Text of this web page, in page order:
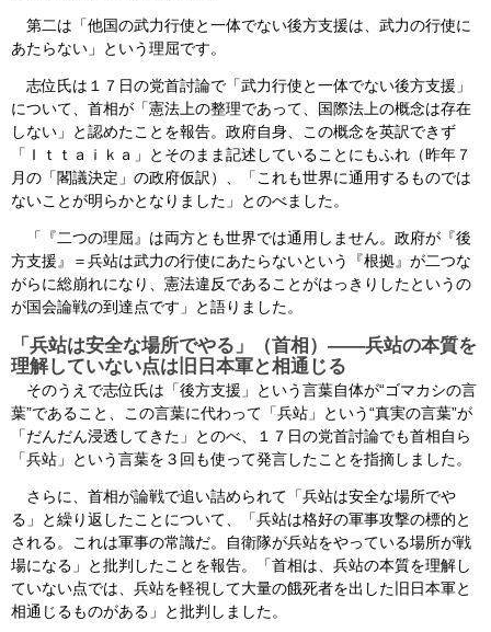
第二は「他国の武力行使と一体でない後方支援は、武力の行使に
あたらない」という理屈です。
志位氏は１７日の党首討論で「武力行使と一体でない後方支援」
について、首相が「憲法上の整理であって、国際法上の概念は存在
しない」と認めたことを報告。政府自身、この概念を英訳できず
「Ｉｔｔａｉｋａ」とそのまま記述していることにもふれ（昨年７
月の「閣議決定」の政府仮訳）、「これも世界に通用するものでは
ないことが明らかとなりました」とのべました。
「『二つの理屈』は両方とも世界では通用しません。政府が『後
方支援』＝兵站は武力の行使にあたらないという『根拠』が二つな
がらに総崩れになり、憲法違反であることがはっきりしたというの
が国会論戦の到達点です」と語りました。
「兵站は安全な場所でやる」（首相）――兵站の本質を
理解していない点は旧日本軍と相通じる
そのうえで志位氏は「後方支援」という言葉自体が“ゴマカシの言
葉”であること、この言葉に代わって「兵站」という“真実の言葉”が
「だんだん浸透してきた」とのべ、１７日の党首討論でも首相自ら
「兵站」という言葉を３回も使って発言したことを指摘しました。
さらに、首相が論戦で追い詰められて「兵站は安全な場所でや
る」と繰り返したことについて、「兵站は格好の軍事攻撃の標的と
される。これは軍事の常識だ。自衛隊が兵站をやっている場所が戦
場になる」と批判したことを報告。「首相は、兵站の本質を理解し
ていない点では、兵站を軽視して大量の餓死者を出した旧日本軍と
相通じるものがある」と批判しました。